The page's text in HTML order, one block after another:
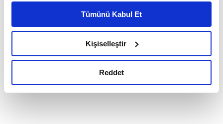
Çerezlere ilişkin tercihlerinizi çerez paneli vasıtasıyla
belirleyebilirsiniz. Çerezlere ilişkin detaylı bilgi için
Ayarlar butonuna tıklayabilir,Çerez Bilgilendirme
Metnimizi ziyaret edebilirsiniz.
okumak ve sitemizi ziyaretiniz kapsamında
Tümünü Kabul Et
Kişiselleştir
Reddet